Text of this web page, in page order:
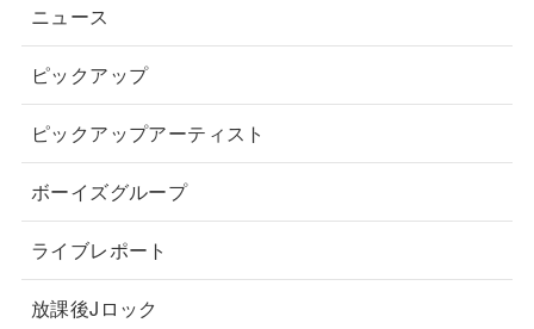
ニュース
ピックアップ
ピックアップアーティスト
ボーイズグループ
ライブレポート
放課後Jロック